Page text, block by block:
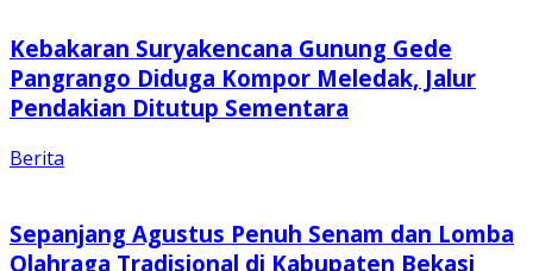
Kebakaran Suryakencana Gunung Gede
Pangrango Diduga Kompor Meledak, Jalur
Pendakian Ditutup Sementara
Berita
Sepanjang Agustus Penuh Senam dan Lomba
Olahraga Tradisional di Kabupaten Bekasi